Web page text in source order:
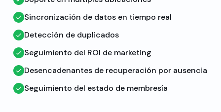
Sincronización de datos en tiempo real
Detección de duplicados
Seguimiento del ROI de marketing
Desencadenantes de recuperación por ausencia
Seguimiento del estado de membresía